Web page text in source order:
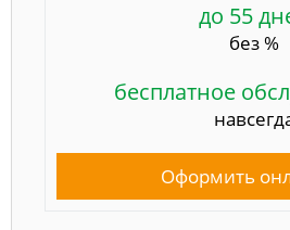
до 55
без %
бесплатное
Оформить